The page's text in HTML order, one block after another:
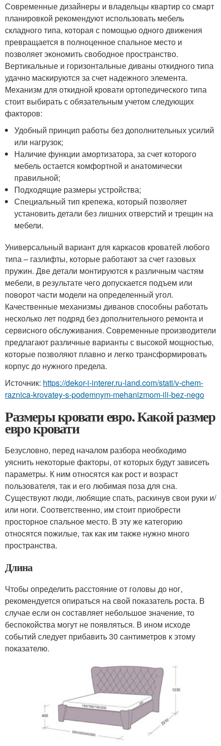
Современные дизайнеры и владельцы квартир со смарт
планировкой рекомендуют использовать мебель
складного типа, которая с помощью одного движения
превращается в полноценное спальное место и
позволяет экономить свободное пространство.
Вертикальные и горизонтальные диваны откидного типа
удачно маскируются за счет надежного элемента.
Механизм для откидной кровати ортопедического типа
стоит выбирать с обязательным учетом следующих
факторов:
Удобный принцип работы без дополнительных усилий
или нагрузок;
Наличие функции амортизатора, за счет которого
мебель остается комфортной и анатомически
правильной;
Подходящие размеры устройства;
Специальный тип крепежа, который позволяет
установить детали без лишних отверстий и трещин на
мебели.
Универсальный вариант для каркасов кроватей любого
типа – газлифты, которые работают за счет газовых
пружин. Две детали монтируются к различным частям
мебели, в результате чего допускается подъем или
поворот части модели на определенный угол.
Качественные механизмы диванов способны работать
несколько лет подряд без дополнительного ремонта и
сервисного обслуживания. Современные производители
предлагают различные варианты с высокой мощностью,
которые позволяют плавно и легко трансформировать
корпус до нужного предела.
Источник: https://dekor-i-interer.ru-land.com/stati/v-chem-
raznica-krovatey-s-podemnym-mehanizmom-ili-bez-nego
Размеры кровати евро. Какой размер
евро кровати
Безусловно, перед началом разбора необходимо
уяснить некоторые факторы, от которых будут зависеть
параметры. К ним относятся как рост и возраст
пользователя, так и его любимая поза для сна.
Существуют люди, любящие спать, раскинув свои руки и/
или ноги. Соответственно, им стоит приобрести
просторное спальное место. В эту же категорию
относятся пожилые, так как им также нужно много
пространства.
Длина
Чтобы определить расстояние от головы до ног,
рекомендуется опираться на свой показатель роста. В
случае если он составляет небольшое значение, то
беспокойства могут не появляться. В ином исходе
событий следует прибавить 30 сантиметров к этому
показателю.